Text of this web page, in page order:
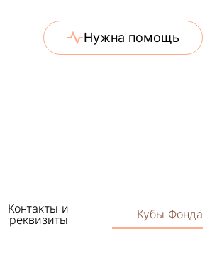
Нужна помощь
Контакты и
реквизиты
Кубы Фонда